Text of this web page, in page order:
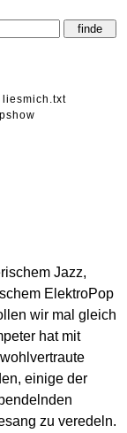
liesmich.txt
Jazz,
ElektroPop
wir mal gleich
hat mit
einige der
zu veredeln.